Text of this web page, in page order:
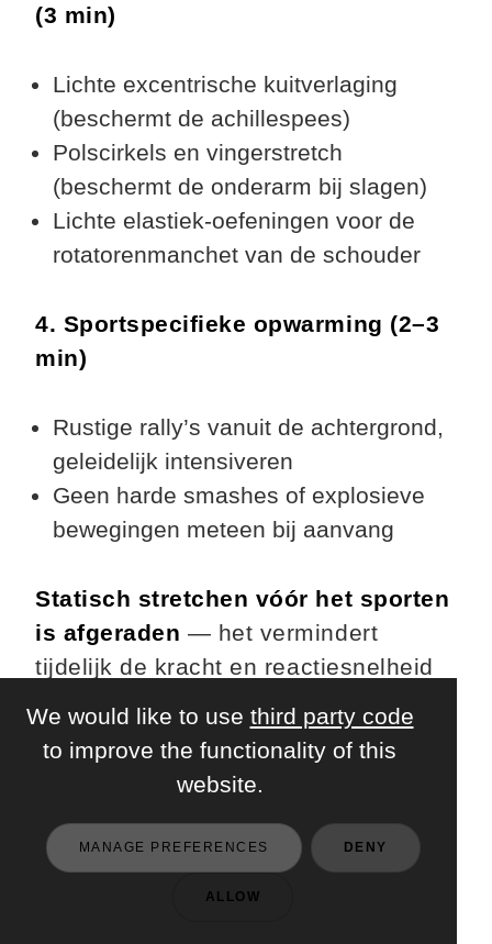
(3 min)
Lichte excentrische kuitverlaging
(beschermt de achillespees)
Polscirkels en vingerstretch
(beschermt de onderarm bij slagen)
Lichte elastiek-oefeningen voor de
rotatorenmanchet van de schouder
4. Sportspecifieke opwarming (2–3
min)
Rustige rally’s vanuit de achtergrond,
geleidelijk intensiveren
Geen harde smashes of explosieve
bewegingen meteen bij aanvang
Statisch stretchen vóór het sporten
is afgeraden — het vermindert
tijdelijk de kracht en reactiesnelheid
Kunnen supplementen je
We would like to use third party code
to improve the functionality of this
website.
MANAGE PREFERENCES DENY
ALLOW